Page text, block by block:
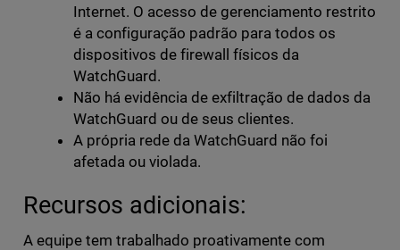
Internet. O acesso de gerenciamento restrito
é a configuração padrão para todos os
dispositivos de firewall físicos da
WatchGuard.
Não há evidência de exfiltração de dados da
WatchGuard ou de seus clientes.
A própria rede da WatchGuard não foi
afetada ou violada.
Recursos adicionais:
A equipe tem trabalhado proativamente com